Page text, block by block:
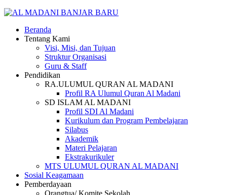
Beranda
Tentang Kami
Visi, Misi, dan Tujuan
Struktur Organisasi
Guru & Staff
Pendidikan
RA.ULUMUL QURAN AL MADANI
Profil RA Ulumul Quran Al Madani
SD ISLAM AL MADANI
Profil SDI Al Madani
Kurikulum dan Program Pembelajaran
Silabus
Akademik
Materi Pelajaran
Ekstrakurikuler
MTS ULUMUL QURAN AL MADANI
Sosial Keagamaan
Pemberdayaan
Orangtua/ Komite Sekolah